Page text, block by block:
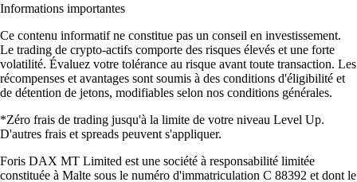
Informations importantes
Ce contenu informatif ne constitue pas un conseil en investissement.
Le trading de crypto-actifs comporte des risques élevés et une forte
volatilité. Évaluez votre tolérance au risque avant toute transaction. Les
récompenses et avantages sont soumis à des conditions d'éligibilité et
de détention de jetons, modifiables selon nos conditions générales.
*Zéro frais de trading jusqu'à la limite de votre niveau Level Up.
D'autres frais et spreads peuvent s'appliquer.
Foris DAX MT Limited est une société à responsabilité limitée
constituée à Malte sous le numéro d'immatriculation C 88392 et dont le